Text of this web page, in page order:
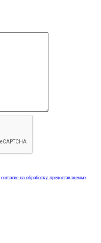
согласие на обработку предоставляемых